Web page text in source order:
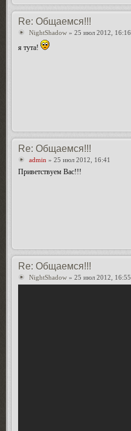
Re: Общаемся!!!
NightShadow » 25 июл 2012, 16:16
я тута!
Re: Общаемся!!!
admin » 25 июл 2012, 16:41
Приветствуем Вас!!!
Re: Общаемся!!!
NightShadow » 25 июл 2012, 16:55